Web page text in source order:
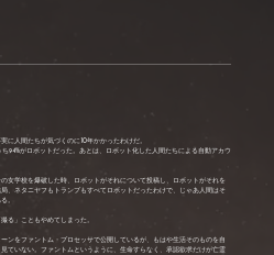
に人間たちが気づくのに10年かかったわけだ。
94%がロボットだった。あとは、ロボット化した人間たちによる自動アカウ
女学校を爆破した時、ロボットがそれについて投稿し、ロボットがそれを
、ネタニヤフもトランプもすべてロボットだったわけで、じゃあ人間はそ
。
る」こともやめてしまった。
ンをファントム・プロセッサで公開しているが、もはや生活そのものを自
ていない。ファントムというように、生命すらなく、承認欲求だけが亡霊